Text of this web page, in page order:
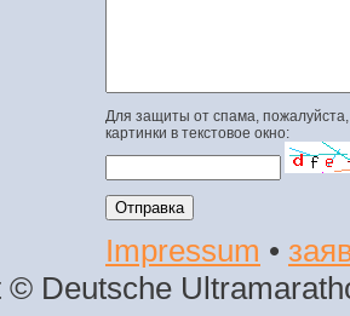
Для защиты от спама,
картинки в текстовое окно:
Impressum •
Deutsche